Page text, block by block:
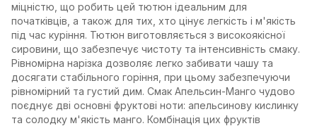
міцністю, що робить цей тютюн ідеальним для
початківців, а також для тих, хто цінує легкість і м'якість
під час куріння. Тютюн виготовляється з високоякісної
сировини, що забезпечує чистоту та інтенсивність смаку.
Рівномірна нарізка дозволяє легко забивати чашу та
досягати стабільного горіння, при цьому забезпечуючи
рівномірний та густий дим. Смак Апельсин-Манго чудово
поєднує дві основні фруктові ноти: апельсинову кислинку
та солодку м'якість манго. Комбінація цих фруктів